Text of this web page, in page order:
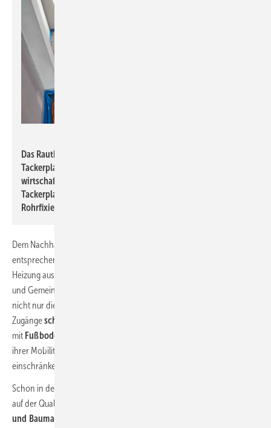
Das Rautherm Speed Rohr bildet in Verbindung mit der
Tackerplatte ein flexibles Verlegesystem für die
wirtschaftliche Installation von großen Flächen. Die
Tackerplatten verbinden Trittschall-, Wärmedämmung und
Rohrfixierung.
Dem Nachhaltigkeitsverständnis der Projektverantwortlichen
entsprechend wurde die Energieversorgung mit einer Holzpellet-
Heizung ausgeführt. Sie versorgt die Flächenheizungen in den Wohn-
und Gemeinschaftsräumen. Für eine optimale Barrierefreiheit werden
nicht nur die Apartments, sondern auch alle
Zugängeschwellenarm
mit Fußbodenheizungen
ihrer Mobilität nicht durch unnötige Hindernisse im Raum
einschränken lassen müssen.
Schon in der frühen Planungsphase lag ein weiterer Fokus der Planer
auf der Qualität und
und Baumaterialien